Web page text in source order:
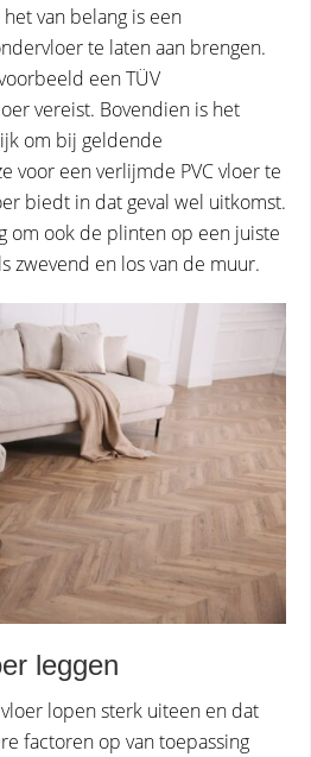
van belang is een
te laten aan brengen.
een TÜV
vereist. Bovendien is het
om bij geldende
voor een verlijmde PVC vloer te
biedt in dat geval wel uitkomst.
om ook de plinten op een juiste
zwevend en los van de muur.
leggen
vloer lopen sterk uiteen en dat
factoren op van toepassing